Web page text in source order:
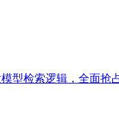
型检索逻辑，全面